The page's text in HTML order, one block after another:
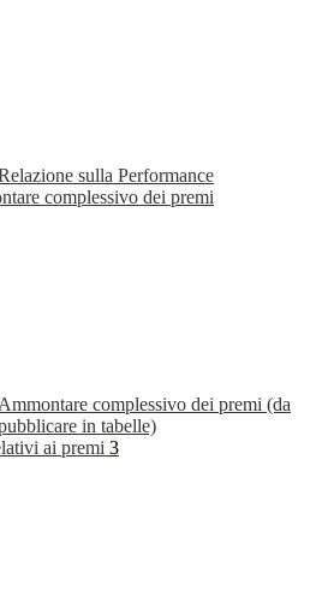
sulla Performance
complessivo dei premi
Ammontare complessivo dei premi (da
in tabelle)
ai premi 3